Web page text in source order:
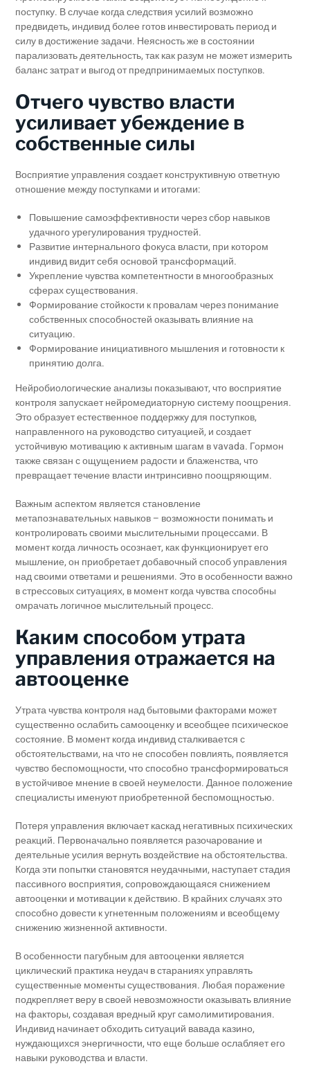
поступку. В случае когда следствия усилий возможно
предвидеть, индивид более готов инвестировать период и
силу в достижение задачи. Неясность же в состоянии
парализовать деятельность, так как разум не может измерить
баланс затрат и выгод от предпринимаемых поступков.
Отчего чувство власти
усиливает убеждение в
собственные силы
Восприятие управления создает конструктивную ответную
отношение между поступками и итогами:
Повышение самоэффективности через сбор навыков
удачного урегулирования трудностей.
Развитие интернального фокуса власти, при котором
индивид видит себя основой трансформаций.
Укрепление чувства компетентности в многообразных
сферах существования.
Формирование стойкости к провалам через понимание
собственных способностей оказывать влияние на
ситуацию.
Формирование инициативного мышления и готовности к
принятию долга.
Нейробиологические анализы показывают, что восприятие
контроля запускает нейромедиаторную систему поощрения.
Это образует естественное поддержку для поступков,
направленного на руководство ситуацией, и создает
устойчивую мотивацию к активным шагам в vavada. Гормон
также связан с ощущением радости и блаженства, что
превращает течение власти интринсивно поощряющим.
Важным аспектом является становление
метапознавательных навыков – возможности понимать и
контролировать своими мыслительными процессами. В
момент когда личность осознает, как функционирует его
мышление, он приобретает добавочный способ управления
над своими ответами и решениями. Это в особенности важно
в стрессовых ситуациях, в момент когда чувства способны
омрачать логичное мыслительный процесс.
Каким способом утрата
управления отражается на
автооценке
Утрата чувства контроля над бытовыми факторами может
существенно ослабить самооценку и всеобщее психическое
состояние. В момент когда индивид сталкивается с
обстоятельствами, на что не способен повлиять, появляется
чувство беспомощности, что способно трансформироваться
в устойчивое мнение в своей неумелости. Данное положение
специалисты именуют приобретенной беспомощностью.
Потеря управления включает каскад негативных психических
реакций. Первоначально появляется разочарование и
деятельные усилия вернуть воздействие на обстоятельства.
Когда эти попытки становятся неудачными, наступает стадия
пассивного восприятия, сопровождающаяся снижением
автооценки и мотивации к действию. В крайних случаях это
способно довести к угнетенным положениям и всеобщему
снижению жизненной активности.
В особенности пагубным для автооценки является
циклический практика неудач в стараниях управлять
существенные моменты существования. Любая поражение
подкрепляет веру в своей невозможности оказывать влияние
на факторы, создавая вредный круг самолимитирования.
Индивид начинает обходить ситуаций вавада казино,
нуждающихся энергичности, что еще больше ослабляет его
навыки руководства и власти.